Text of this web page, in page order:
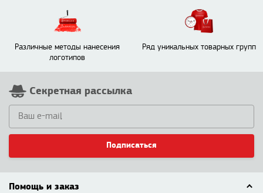
Различные методы нанесения
логотипов
Ряд уникальных товарных групп
Секретная рассылка
Подписаться
Помощь и заказ